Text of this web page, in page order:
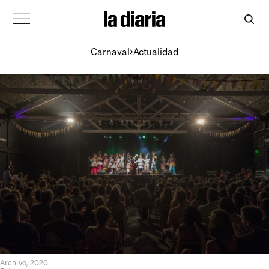
Carnaval Actualidad
Archivo, 2020